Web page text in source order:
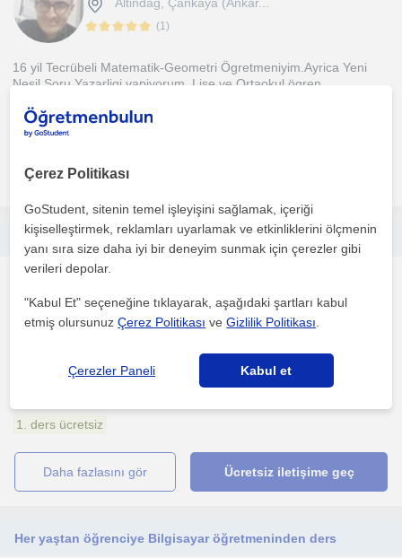
Altindag, Çankaya (Ankar...
(1)
16 yil Tecrübeli Matematik-Geometri Ögretmeniyim.Ayrica Yeni
Nesil Soru Yazarligi yapiyorum. Lise ve Ortaokul ögren...
1. ders ücretsiz
daha fazlasını gör
Altindag, Çankaya (Ankar...
Milli egitim bakanliginda 16 yil mi çalisiyorum etüt merkezlerinde
çalistim fiilen hala özel ders veriyorum tyt AYT...
1. ders ücretsiz
daha fazlasını gör Ücretsiz iletişime geç
Her yaştan öğrenciye Bilgisayar öğretmeninden ders
Çerez Politikası
GoStudent, sitenin temel işleyişini sağlamak, içeriği
kişiselleştirmek, reklamları uyarlamak ve etkinliklerini ölçmenin
yanı sıra size daha iyi bir deneyim sunmak için çerezler gibi
verileri depolar.
"Kabul Et" seçeneğine tıklayarak, aşağıdaki şartları kabul
etmiş olursunuzÇerez Politikası veGizlilik Politikası
Çerezler Paneli Kabul et